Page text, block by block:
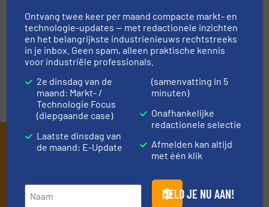
EVENEMENTEN
VIDEO'S
Schrijf je in en ontvang ons
Mis, net als 10000+ andere lezers, niets meer
Ontvang twee keer per maand compacte markt- en
technologie-updates — met redactionele inzichten
en het belangrijkste industrienieuws rechtstreeks
in je inbox. Geen spam, alleen praktische kennis
voor industriële professionals.
2e dinsdag van de
maand: Markt- /
Technologie Focus
(diepgaande case)
Laatste dinsdag van
de maand: E-Update
(samenvatting in 5
minuten)
Onafhankelijke
redactionele selectie
Afmelden kan altijd
met één klik
MELD JE NU AAN!